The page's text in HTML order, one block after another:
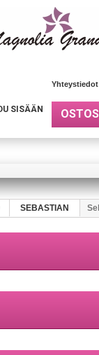
Yhteystiedot
SISÄÄN
SEBASTIAN